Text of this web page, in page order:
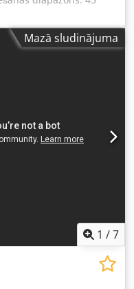
pārsegs
spiediens: 6 atm.
jauda: 2x1,5 kW
Mazā sludinājuma
1 /7